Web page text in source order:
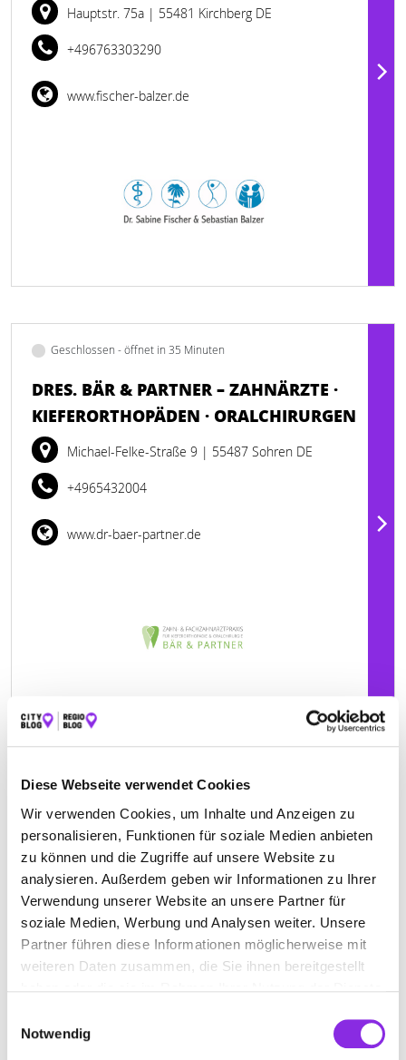
Diese Webseite verwendet Cookies
Wir verwenden Cookies, um Inhalte und Anzeigen zu
personalisieren, Funktionen für soziale Medien anbieten
zu können und die Zugriffe auf unsere Website zu
analysieren. Außerdem geben wir Informationen zu Ihrer
Verwendung unserer Website an unsere Partner für
soziale Medien, Werbung und Analysen weiter. Unsere
Partner führen diese Informationen möglicherweise mit
weiteren Daten zusammen, die Sie ihnen bereitgestellt
Notwendig
Hauptstr. 75a | 55481 Kirchberg DE
+496763303290
www.fischer-balzer.de
Geschlossen - öffnet in 35 Minuten
DRES. BÄR & PARTNER – ZAHNÄRZTE ·
KIEFERORTHOPÄDEN · ORALCHIRURGEN
Michael-Felke-Straße 9 | 55487 Sohren DE
+4965432004
www.dr-baer-partner.de
Geschlossen - öffnet in 20 Minuten
DRES. MED. WILDBURG, KIECKER,
FREISING INTERNISTISCHE PRAXIS
Bingener Str. 23a | 55469 Simmern Hunsrück DE
+4967617061
www.dialyse-simmern.de